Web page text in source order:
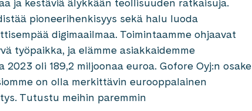
ja kestäviä älykkään teollisuuden ratkaisuja.
pioneerihenkisyys sekä halu luoda
digimaailmaa. Toimintaamme ohjaavat
työpaikka, ja elämme asiakkaidemme
oli 189,2 miljoonaa euroa. Gofore Oyj:n osake
on olla merkittävin eurooppalainen
Tutustu meihin paremmin